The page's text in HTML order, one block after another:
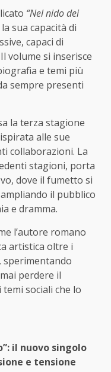
“Nel nido dei
sua capacità di
capaci di
volume si inserisce
e temi più
sempre presenti
la terza stagione
alle sue
collaborazioni. La
stagioni, porta
dove il fumetto si
il pubblico
e dramma.
l’autore romano
artistica oltre i
perdere il
sociali che lo
il nuovo singolo
e tensione